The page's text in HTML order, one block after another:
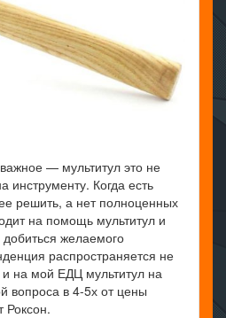
— мультитул это не
инструменту. Когда есть
решить, а нет полноценных
на помощь мультитул и
желаемого
распространяется не
на мой ЕДЦ мультитул на
вопроса в 4-5х от цены
Роксон.